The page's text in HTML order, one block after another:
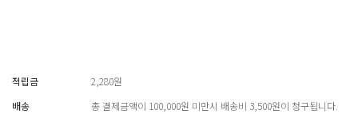
적립금
2,280원
배송
총 결제금액이 100,000원 미만시 배송비 3,500원이 청구됩니다.